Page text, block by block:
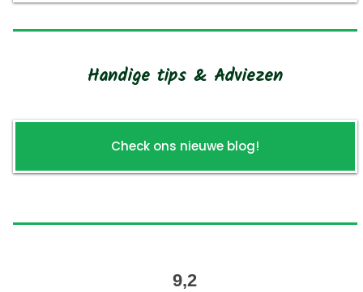
Handige tips & Adviezen
Check ons nieuwe blog!
9,2